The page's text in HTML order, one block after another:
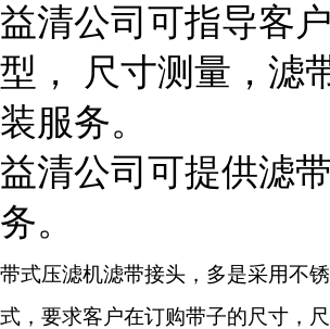
益清公司可指导客
型， 尺寸测量，滤
装服务。
益清公司可提供滤
务。
带式压滤机滤带接头，多是采用不
式，要求客户在订购带子的尺寸，